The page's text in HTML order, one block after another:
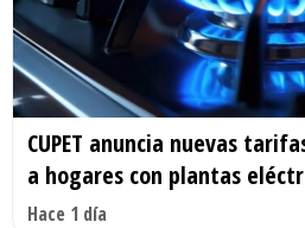
CUPET anuncia nuevas
a hogares con plantas
Hace 1 día